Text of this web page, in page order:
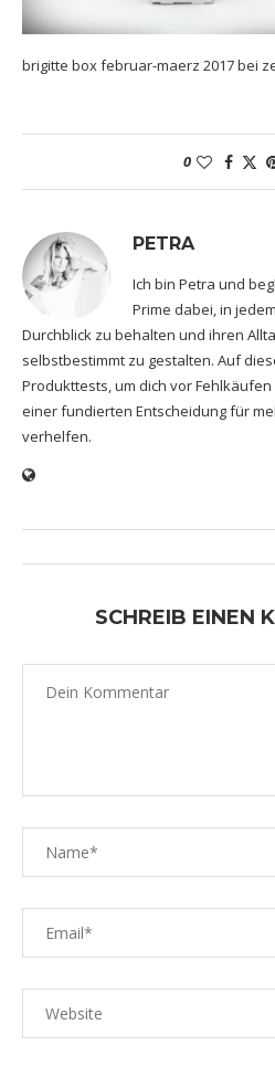
brigitte box februar-maerz 2017 bei
0
PETRA
Ich bin Petra und
Prime dabei, in
Durchblick zu behalten und ihren
selbstbestimmt zu gestalten. Auf
Produkttests, um dich vor
einer fundierten Entscheidung für
verhelfen.
SCHREIB EINEN